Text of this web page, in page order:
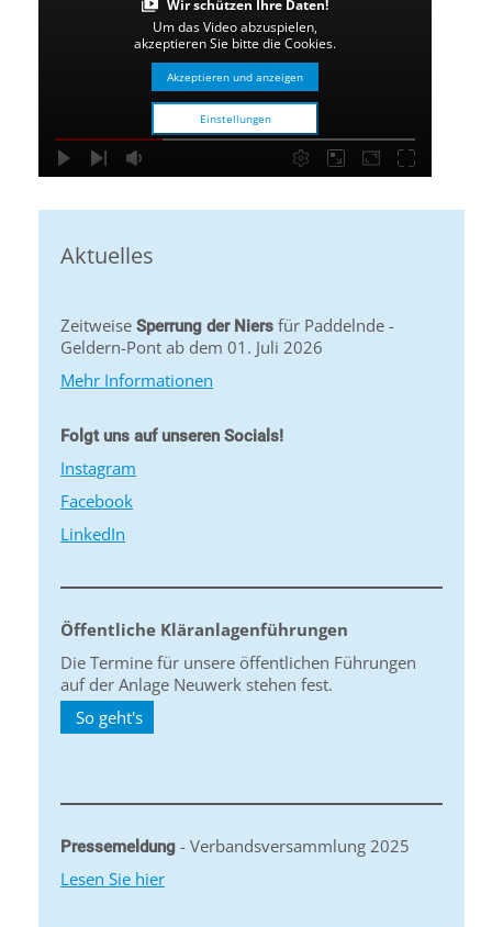
Wir schützen Ihre Daten!
Um das Video abzuspielen,
akzeptieren Sie bitte die Cookies.
Akzeptieren und anzeigen
Einstellungen
Aktuelles
Zeitweise Sperrung der Niers für Paddelnde -
Geldern-Pont ab dem 01. Juli 2026
Mehr Informationen
Folgt uns auf unseren Socials!
Instagram
Facebook
LinkedIn
Öffentliche Kläranlagenführungen
Die Termine für unsere öffentlichen Führungen
auf der Anlage Neuwerk stehen fest.
So geht's
Pressemeldung - Verbandsversammlung 2025
Lesen Sie hier